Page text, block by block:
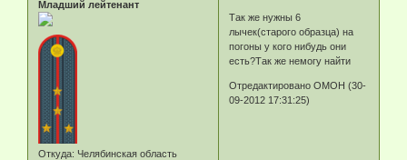
Младший лейтенант
Откуда: Челябинская область
Так же нужны 6
лычек(старого образца) на
погоны у кого нибудь они
есть?Так же немогу найти
Отредактировано ОМОН (30-
09-2012 17:31:25)